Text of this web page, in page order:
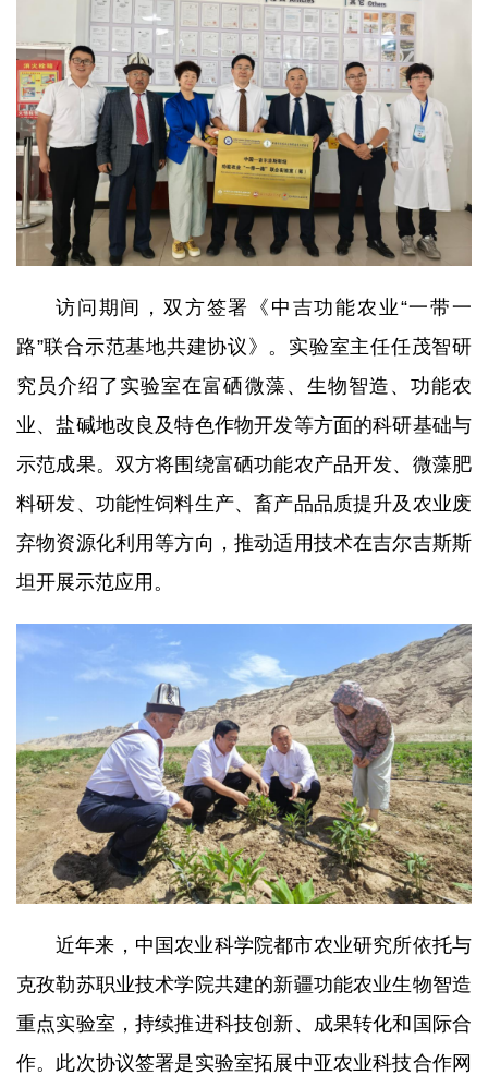
访问期间，双方签署《中吉功能农业“一带一
路”联合示范基地共建协议》。实验室主任任茂智研
究员介绍了实验室在富硒微藻、生物智造、功能农
业、盐碱地改良及特色作物开发等方面的科研基础与
示范成果。双方将围绕富硒功能农产品开发、微藻肥
料研发、功能性饲料生产、畜产品品质提升及农业废
弃物资源化利用等方向，推动适用技术在吉尔吉斯斯
坦开展示范应用。
近年来，中国农业科学院都市农业研究所依托与
克孜勒苏职业技术学院共建的新疆功能农业生物智造
重点实验室，持续推进科技创新、成果转化和国际合
作。此次协议签署是实验室拓展中亚农业科技合作网